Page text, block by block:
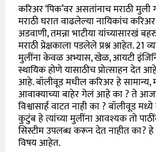
करिअर ‘पिक’वर असतांनाच मराठी मुली
मराठी घरात वाढलेल्या नायिकांच
अडवाणी, तमन्ना भाटीया यांच्यासारखं
मराठी प्रेक्षकाला पडलेले प्रश्न आहेत. 21
मुलींना केवळ अभ्यास, खेळ, आयटी
स्थायिक होणे यासाठीच प्रोत्साहन देत
आहे. बॉलीवूड मधील करिअर हे सामान्य,
आवाक्याच्या बाहेर गेलं आहे का ? ते
विश्वासार्ह वाटत नाही का ? बॉलीवूड
कुटुंब हे त्यांच्या मुलींना आवश्यक तो
सिस्टीम उपलब्ध करून देत नाहीत का?
विषय आहेत.